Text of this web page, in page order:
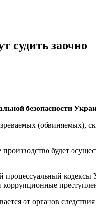
судить заочно
безопасности
будет
кодексы
коррупционные
от органов